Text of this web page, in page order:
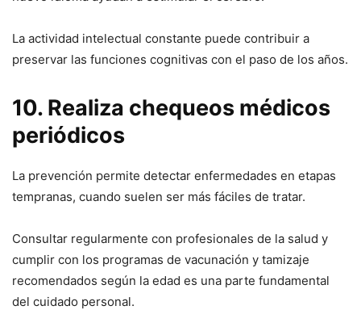
La actividad intelectual constante puede contribuir a
preservar las funciones cognitivas con el paso de los años.
10. Realiza chequeos médicos
periódicos
La prevención permite detectar enfermedades en etapas
tempranas, cuando suelen ser más fáciles de tratar.
Consultar regularmente con profesionales de la salud y
cumplir con los programas de vacunación y tamizaje
recomendados según la edad es una parte fundamental
del cuidado personal.